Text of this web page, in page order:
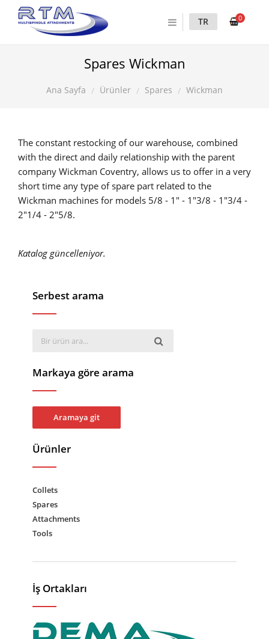
0
TR
Spares Wickman
Ana Sayfa Ürünler Spares Wickman
The constant restocking of our warehouse, combined
with the direct and daily relationship with the parent
company Wickman Coventry, allows us to offer in a very
short time any type of spare part related to the
Wickman machines for models 5/8 - 1" - 1"3/8 - 1"3/4 -
2"1/4 - 2"5/8.
Katalog güncelleniyor.
Serbest arama
Markaya göre arama
Aramaya git
Ürünler
Collets
Spares
Attachments
Tools
İş Ortakları